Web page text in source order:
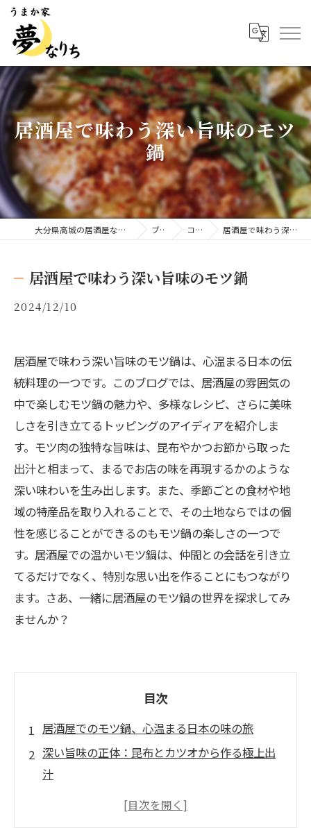
居酒屋で味わう深い旨味のモツ
鍋
大分県高城の居酒屋ならうまか家 夢なりち ブログ コラム 居酒屋で味わう深い旨味のモツ鍋
居酒屋で味わう深い旨味のモツ鍋
2024/12/10
居酒屋で味わう深い旨味のモツ鍋は、心温まる日本の伝
統料理の一つです。このブログでは、居酒屋の雰囲気の
中で楽しむモツ鍋の魅力や、多様なレシピ、さらに美味
しさを引き立てるトッピングのアイディアを紹介しま
す。モツ肉の独特な旨味は、昆布やかつお節から取った
出汁と相まって、まるでお店の味を再現するかのような
深い味わいを生み出します。また、季節ごとの食材や地
域の特産品を取り入れることで、その土地ならではの個
性を感じることができるのもモツ鍋の楽しさの一つで
す。居酒屋での温かいモツ鍋は、仲間との会話を引き立
てるだけでなく、特別な思い出を作ることにもつながり
ます。さあ、一緒に居酒屋のモツ鍋の世界を探求してみ
ませんか？
目次
居酒屋でのモツ鍋、心温まる日本の味の旅
深い旨味の正体：昆布とカツオから作る極上出
汁
恋しい居酒屋の味：季節ごとの食材を楽しむモ